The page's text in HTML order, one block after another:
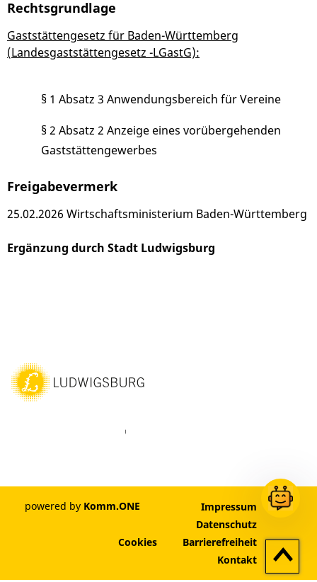
Rechtsgrundlage
Gaststättengesetz für Baden-Württemberg
(Landesgaststättengesetz -LGastG):
§ 1 Absatz 3 Anwendungsbereich für Vereine
§ 2 Absatz 2 Anzeige eines vorübergehenden
Gaststättengewerbes
Freigabevermerk
25.02.2026 Wirtschaftsministerium Baden-Württemberg
Ergänzung durch Stadt Ludwigsburg
LinkedIn
powered by Komm.ONE
Impressum
Datenschutz
Cookies
Barrierefreiheit
Kontakt
Zum